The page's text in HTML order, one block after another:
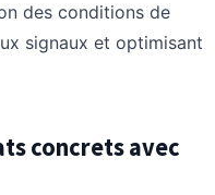
des conditions de
signaux et optimisant
concrets avec